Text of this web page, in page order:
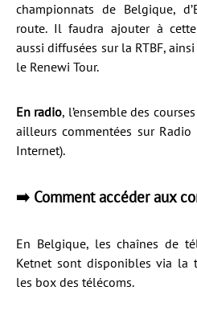
championnats de Belgique,
route. Il faudra ajouter à
aussi diffusées sur la RTBF,
le Renewi Tour.
En radio, l’ensemble des
ailleurs commentées sur Radio
Internet).
➡️ Comment accéder aux
En Belgique, les chaînes de
Ketnet sont disponibles via la
les box des télécoms.